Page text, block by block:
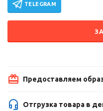
TELEGRAM
Предоставляем
Отгрузка товара в